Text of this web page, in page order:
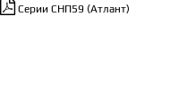
Серии СНП59 (Атлант)